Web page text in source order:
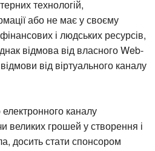
технологій,
або не має у своєму
і людських ресурсів,
відмова від власного Web-
від віртуального каналу
каналу
великих грошей у створення і
досить стати спонсором